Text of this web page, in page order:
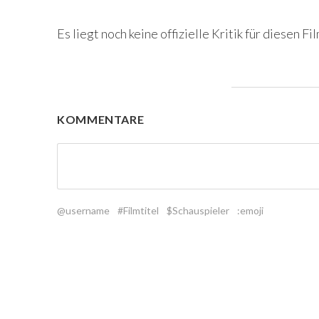
Es liegt noch keine offizielle Kritik für diesen
KOMMENTARE
@username #Filmtitel $Schauspieler :emoji